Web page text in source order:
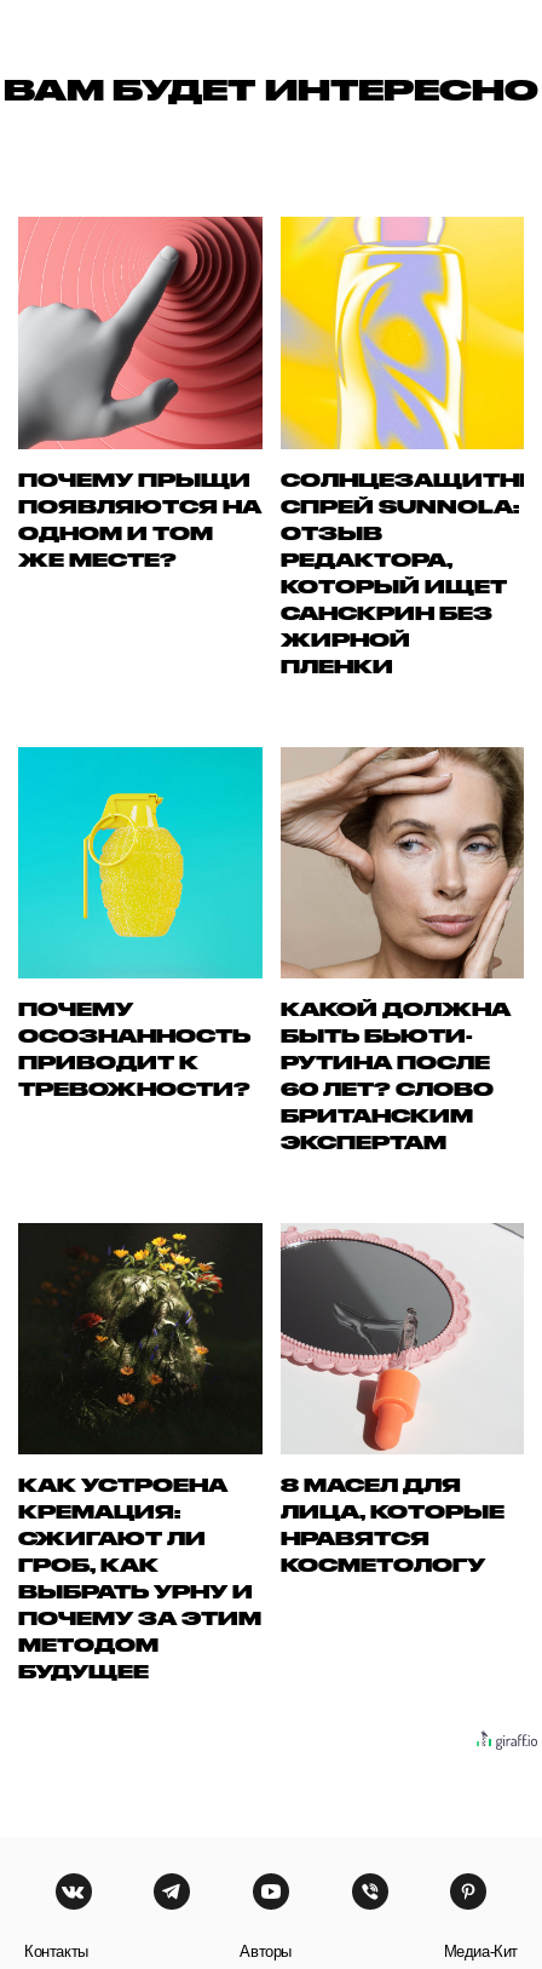
ВАМ БУДЕТ ИНТЕРЕСНО
ПОЧЕМУ ПРЫЩИ
ПОЯВЛЯЮТСЯ НА
ОДНОМ И ТОМ
ЖЕ МЕСТЕ?
СПРЕЙ SUNNOLA:
ОТЗЫВ
РЕДАКТОРА,
КОТОРЫЙ ИЩЕТ
САНСКРИН БЕЗ
ЖИРНОЙ
ПЛЕНКИ
ПОЧЕМУ
ОСОЗНАННОСТЬ
ПРИВОДИТ К
ТРЕВОЖНОСТИ?
КАКОЙ ДОЛЖНА
БЫТЬ БЬЮТИ-
РУТИНА ПОСЛЕ
60 ЛЕТ? СЛОВО
БРИТАНСКИМ
ЭКСПЕРТАМ
КАК УСТРОЕНА
КРЕМАЦИЯ:
СЖИГАЮТ ЛИ
ГРОБ, КАК
ВЫБРАТЬ УРНУ И
ПОЧЕМУ ЗА ЭТИМ
МЕТОДОМ
БУДУЩЕЕ
8 МАСЕЛ ДЛЯ
ЛИЦА, КОТОРЫЕ
НРАВЯТСЯ
КОСМЕТОЛОГУ
Контакты Авторы Медиа-Кит